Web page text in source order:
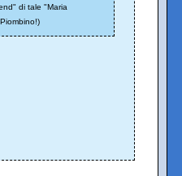
di tale "Maria